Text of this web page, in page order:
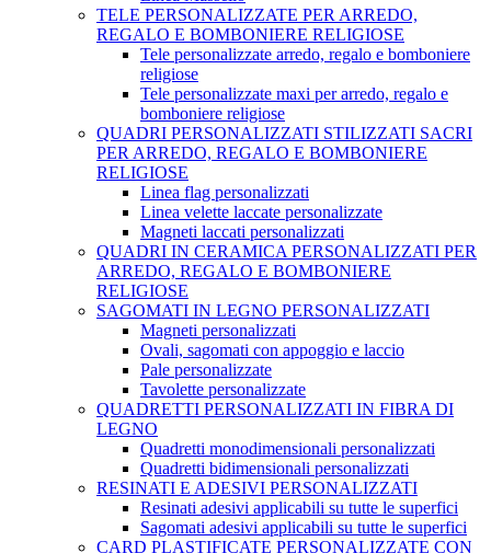
TELE PERSONALIZZATE PER ARREDO,
REGALO E BOMBONIERE RELIGIOSE
Tele personalizzate arredo, regalo e bomboniere
religiose
Tele personalizzate maxi per arredo, regalo e
bomboniere religiose
QUADRI PERSONALIZZATI STILIZZATI SACRI
PER ARREDO, REGALO E BOMBONIERE
RELIGIOSE
Linea flag personalizzati
Linea velette laccate personalizzate
Magneti laccati personalizzati
QUADRI IN CERAMICA PERSONALIZZATI PER
ARREDO, REGALO E BOMBONIERE
RELIGIOSE
SAGOMATI IN LEGNO PERSONALIZZATI
Magneti personalizzati
Ovali, sagomati con appoggio e laccio
Pale personalizzate
Tavolette personalizzate
QUADRETTI PERSONALIZZATI IN FIBRA DI
LEGNO
Quadretti monodimensionali personalizzati
Quadretti bidimensionali personalizzati
RESINATI E ADESIVI PERSONALIZZATI
Resinati adesivi applicabili su tutte le superfici
Sagomati adesivi applicabili su tutte le superfici
CARD PLASTIFICATE PERSONALIZZATE CON